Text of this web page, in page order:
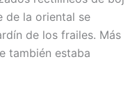
de la oriental se
de los frailes. Más
también estaba